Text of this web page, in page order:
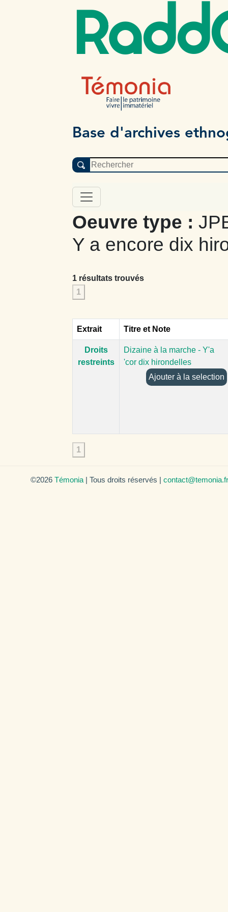
Base d'archives
Oeuvre type :
Y a encore dix
1 résultats trouvés
1
Extrait Titre et Note
Droits
restreints
Dizaine à la marche - Y'a
'cor dix hirondelles
Ajouter à la selection
1
©2026 Témonia | Tous droits réservés | contact@temonia.fr